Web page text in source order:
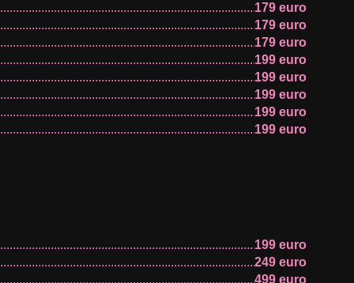
179 euro
179 euro
179 euro
199 euro
199 euro
199 euro
199 euro
199 euro
249 euro
299 euro
199 euro
249 euro
499 euro